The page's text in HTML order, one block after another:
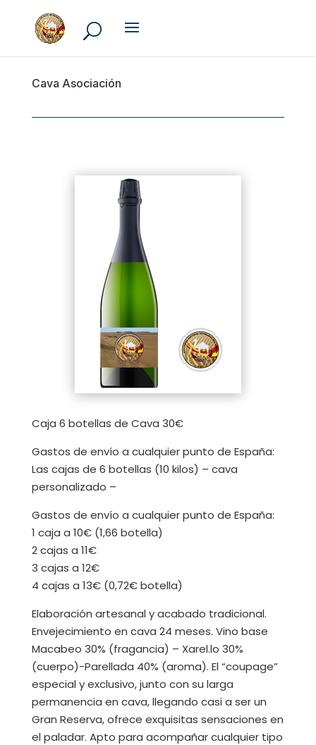
Cava Asociación
Caja 6 botellas de Cava 30€
Gastos de envío a cualquier punto de España:
Las cajas de 6 botellas (10 kilos) – cava
personalizado –
Gastos de envío a cualquier punto de España:
1 caja a 10€ (1,66 botella)
2 cajas a 11€
3 cajas a 12€
4 cajas a 13€ (0,72€ botella)
Elaboración artesanal y acabado tradicional.
Envejecimiento en cava 24 meses. Vino base
Macabeo 30% (fragancia) – Xarel.lo 30%
(cuerpo)-Parellada 40% (aroma). El “coupage”
especial y exclusivo, junto con su larga
permanencia en cava, llegando casi a ser un
Gran Reserva, ofrece exquisitas sensaciones en
el paladar. Apto para acompañar cualquier tipo